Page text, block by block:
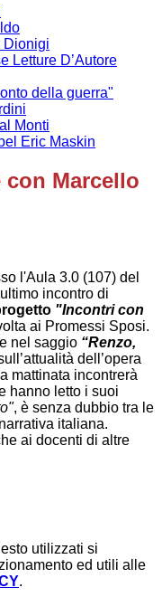
Dionigi
Letture D’Autore
della guerra"
Monti
Eric Maskin
Marcello
l'Aula 3.0 (107) del
incontro di
"Incontri con
ai Promessi Sposi.
nel saggio “Renzo,
dell’opera
mattinata incontrerà
hanno letto i suoi
, è senza dubbio tra le
italiana.
ai docenti di altre
utilizzati si
ed utili alle
.